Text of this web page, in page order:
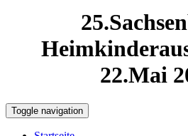
22.Mai
Toggle navigation